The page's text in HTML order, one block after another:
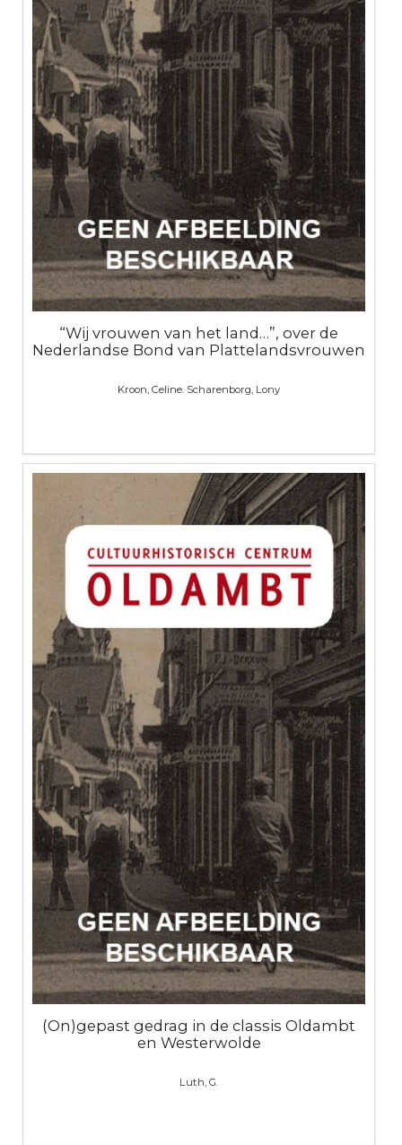
“Wij vrouwen van het land…”, over de
Nederlandse Bond van Plattelandsvrouwen
Kroon, Celine. Scharenborg, Lony
(On)gepast gedrag in de classis Oldambt
en Westerwolde
Luth, G.